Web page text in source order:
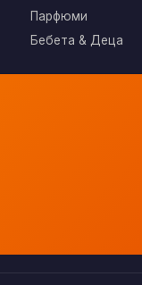
Парфюми
Бебета & Деца